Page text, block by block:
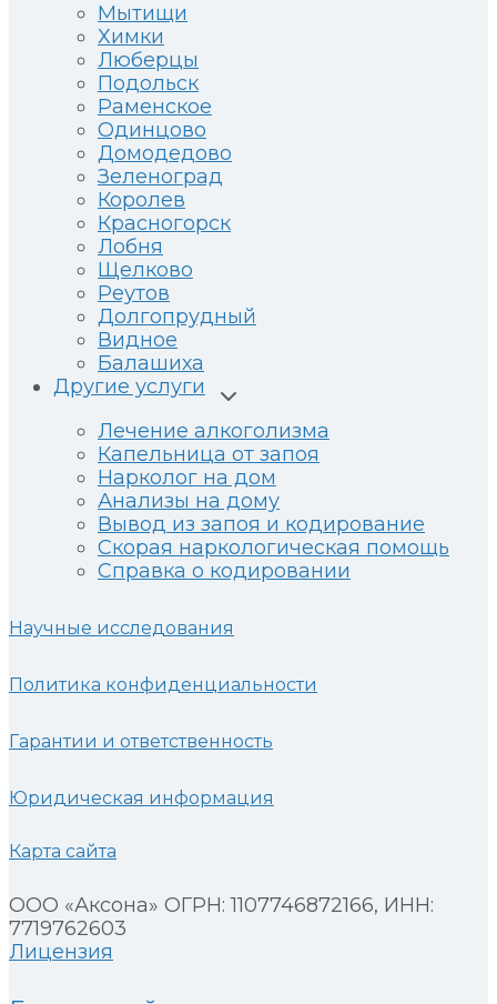
Мытищи
Химки
Люберцы
Подольск
Раменское
Одинцово
Домодедово
Зеленоград
Королев
Красногорск
Лобня
Щелково
Реутов
Долгопрудный
Видное
Балашиха
Другие услуги
Развернуть
меню
Лечение алкоголизма
Капельница от запоя
Нарколог на дом
Анализы на дому
Вывод из запоя и кодирование
Скорая наркологическая помощь
Справка о кодировании
Научные исследования
Политика конфиденциальности
Гарантии и ответственность
Юридическая информация
Карта сайта
ООО «Аксона» ОГРН: 1107746872166, ИНН:
7719762603
Лицензия